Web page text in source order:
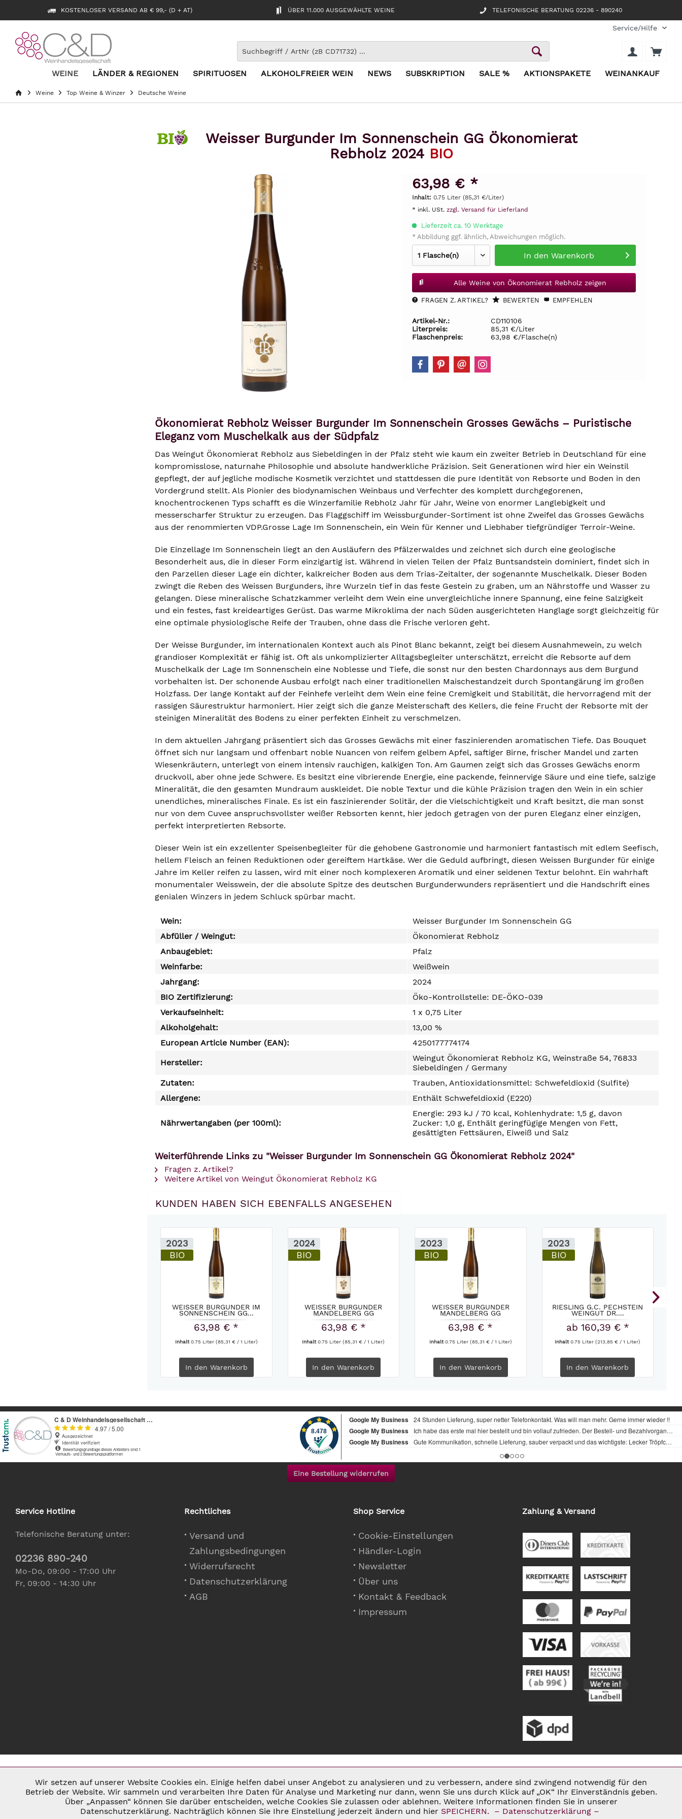
KOSTENLOSER VERSAND AB € 99,- (D + AT) ÜBER 11.000 AUSGEWÄHLTE WEINE TELEFONISCHE BERATUNG 02236 - 890240
Service/Hilfe
WEINE LÄNDER & REGIONEN SPIRITUOSEN ALKOHOLFREIER WEIN NEWS SUBSKRIPTION SALE % AKTIONSPAKETE WEINANKAUF
Weine Top Weine & Winzer Deutsche Weine
Weisser Burgunder Im Sonnenschein GG Ökonomierat
Rebholz 2024 BIO
63,98 € *
Inhalt: 0.75 Liter (85,31 €/Liter)
* inkl. USt. zzgl. Versand für Lieferland
Lieferzeit ca. 10 Werktage
* Abbildung ggf. ähnlich, Abweichungen möglich.
In den Warenkorb
Alle Weine von Ökonomierat Rebholz zeigen
FRAGEN Z. ARTIKEL? BEWERTEN EMPFEHLEN
Artikel-Nr.:
CD110106
Literpreis:
85,31 €/Liter
Flaschenpreis:
63,98 €/Flasche(n)
Ökonomierat Rebholz Weisser Burgunder Im Sonnenschein Grosses Gewächs – Puristische
Eleganz vom Muschelkalk aus der Südpfalz
Das Weingut Ökonomierat Rebholz aus Siebeldingen in der Pfalz steht wie kaum ein zweiter Betrieb in Deutschland für eine
kompromisslose, naturnahe Philosophie und absolute handwerkliche Präzision. Seit Generationen wird hier ein Weinstil
gepflegt, der auf jegliche modische Kosmetik verzichtet und stattdessen die pure Identität von Rebsorte und Boden in den
Vordergrund stellt. Als Pionier des biodynamischen Weinbaus und Verfechter des komplett durchgegorenen,
knochentrockenen Typs schafft es die Winzerfamilie Rebholz Jahr für Jahr, Weine von enormer Langlebigkeit und
messerscharfer Struktur zu erzeugen. Das Flaggschiff im Weissburgunder-Sortiment ist ohne Zweifel das Grosses Gewächs
aus der renommierten VDP.Grosse Lage Im Sonnenschein, ein Wein für Kenner und Liebhaber tiefgründiger Terroir-Weine.
Die Einzellage Im Sonnenschein liegt an den Ausläufern des Pfälzerwaldes und zeichnet sich durch eine geologische
Besonderheit aus, die in dieser Form einzigartig ist. Während in vielen Teilen der Pfalz Buntsandstein dominiert, findet sich in
den Parzellen dieser Lage ein dichter, kalkreicher Boden aus dem Trias-Zeitalter, der sogenannte Muschelkalk. Dieser Boden
zwingt die Reben des Weissen Burgunders, ihre Wurzeln tief in das feste Gestein zu graben, um an Nährstoffe und Wasser zu
gelangen. Diese mineralische Schatzkammer verleiht dem Wein eine unvergleichliche innere Spannung, eine feine Salzigkeit
und ein festes, fast kreideartiges Gerüst. Das warme Mikroklima der nach Süden ausgerichteten Hanglage sorgt gleichzeitig für
eine optimale physiologische Reife der Trauben, ohne dass die Frische verloren geht.
Der Weisse Burgunder, im internationalen Kontext auch als Pinot Blanc bekannt, zeigt bei diesem Ausnahmewein, zu welch
grandioser Komplexität er fähig ist. Oft als unkomplizierter Alltagsbegleiter unterschätzt, erreicht die Rebsorte auf dem
Muschelkalk der Lage Im Sonnenschein eine Noblesse und Tiefe, die sonst nur den besten Chardonnays aus dem Burgund
vorbehalten ist. Der schonende Ausbau erfolgt nach einer traditionellen Maischestandzeit durch Spontangärung im großen
Holzfass. Der lange Kontakt auf der Feinhefe verleiht dem Wein eine feine Cremigkeit und Stabilität, die hervorragend mit der
rassigen Säurestruktur harmoniert. Hier zeigt sich die ganze Meisterschaft des Kellers, die feine Frucht der Rebsorte mit der
steinigen Mineralität des Bodens zu einer perfekten Einheit zu verschmelzen.
In dem aktuellen Jahrgang präsentiert sich das Grosses Gewächs mit einer faszinierenden aromatischen Tiefe. Das Bouquet
öffnet sich nur langsam und offenbart noble Nuancen von reifem gelbem Apfel, saftiger Birne, frischer Mandel und zarten
Wiesenkräutern, unterlegt von einem intensiv rauchigen, kalkigen Ton. Am Gaumen zeigt sich das Grosses Gewächs enorm
druckvoll, aber ohne jede Schwere. Es besitzt eine vibrierende Energie, eine packende, feinnervige Säure und eine tiefe, salzige
Mineralität, die den gesamten Mundraum auskleidet. Die noble Textur und die kühle Präzision tragen den Wein in ein schier
unendliches, mineralisches Finale. Es ist ein faszinierender Solitär, der die Vielschichtigkeit und Kraft besitzt, die man sonst
nur von dem Cuvee anspruchsvollster weißer Rebsorten kennt, hier jedoch getragen von der puren Eleganz einer einzigen,
perfekt interpretierten Rebsorte.
Dieser Wein ist ein exzellenter Speisenbegleiter für die gehobene Gastronomie und harmoniert fantastisch mit edlem Seefisch,
hellem Fleisch an feinen Reduktionen oder gereiftem Hartkäse. Wer die Geduld aufbringt, diesen Weissen Burgunder für einige
Jahre im Keller reifen zu lassen, wird mit einer noch komplexeren Aromatik und einer seidenen Textur belohnt. Ein wahrhaft
monumentaler Weisswein, der die absolute Spitze des deutschen Burgunderwunders repräsentiert und die Handschrift eines
genialen Winzers in jedem Schluck spürbar macht.
Wein:
Weisser Burgunder Im Sonnenschein GG
Abfüller / Weingut:
Ökonomierat Rebholz
Anbaugebiet:
Pfalz
Weinfarbe:
Weißwein
Jahrgang:
2024
BIO Zertifizierung:
Öko-Kontrollstelle: DE-ÖKO-039
Verkaufseinheit:
1 x 0,75 Liter
Alkoholgehalt:
13,00 %
European Article Number (EAN):
4250177774174
Hersteller:
Weingut Ökonomierat Rebholz KG, Weinstraße 54, 76833
Siebeldingen / Germany
Zutaten:
Trauben, Antioxidationsmittel: Schwefeldioxid (Sulfite)
Allergene:
Enthält Schwefeldioxid (E220)
Nährwertangaben (per 100ml):
Energie: 293 kJ / 70 kcal, Kohlenhydrate: 1,5 g, davon
Zucker: 1,0 g, Enthält geringfügige Mengen von Fett,
gesättigten Fettsäuren, Eiweiß und Salz
Weiterführende Links zu "Weisser Burgunder Im Sonnenschein GG Ökonomierat Rebholz 2024"
Fragen z. Artikel?
Weitere Artikel von Weingut Ökonomierat Rebholz KG
KUNDEN HABEN SICH EBENFALLS ANGESEHEN
2023
BIO
WEISSER BURGUNDER IM
SONNENSCHEIN GG...
63,98 € *
Inhalt0.75 Liter (85,31 € / 1 Liter)
In den Warenkorb
2024
BIO
WEISSER BURGUNDER
MANDELBERG GG
ÖKONOMIERAT...
63,98 € *
Inhalt0.75 Liter(85,31 € / 1 Liter)
In den Warenkorb
2023
BIO
WEISSER BURGUNDER
MANDELBERG GG
ÖKONOMIERAT...
63,98 € *
Inhalt0.75 Liter (85,31 € / 1 Liter)
In den Warenkorb
2023
BIO
RIESLING G.C. PECHSTEIN
WEINGUT DR....
ab 160,39 € *
Inhalt0.75 Liter(213,85 € / 1 Liter)
In den Warenkorb
Eine Bestellung widerrufen
Service Hotline
Telefonische Beratung unter:
02236 890-240
Mo-Do, 09:00 - 17:00 Uhr
Fr, 09:00 - 14:30 Uhr
Rechtliches
Versand und
Zahlungsbedingungen
Widerrufsrecht
Datenschutzerklärung
AGB
Shop Service
Cookie-Einstellungen
Händler-Login
Newsletter
Über uns
Kontakt & Feedback
Impressum
Zahlung & Versand
* ALLE PREISE INKL. GESETZL. UMSATZSTEUER ZZGL. VERSANDKOSTEN UND GGF. NACHNAHMEGEBÜHREN, WENN NICHT ANDERS BESCHRIEBEN
Notwendig Aktiv
Inaktiv
Wir setzen auf unserer Website Cookies ein. Einige helfen dabei unser Angebot zu analysieren und zu verbessern, andere sind zwingend notwendig für den
Betrieb der Website. Wir sammeln und verarbeiten Ihre Daten für Analyse und Marketing nur dann, wenn Sie uns durch Klick auf „OK“ Ihr Einverständnis geben.
Über „Anpassen“ können Sie darüber entscheiden, welche Cookies Sie zulassen oder ablehnen. Weitere Informationen finden Sie in unserer
Datenschutzerklärung. Nachträglich können Sie Ihre Einstellung jederzeit ändern und hier SPEICHERN. – Datenschutzerklärung –